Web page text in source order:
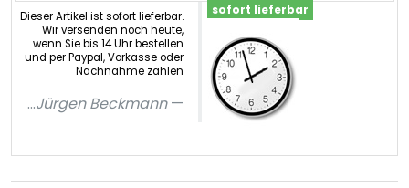
Dieser Artikel ist sofort lieferbar.
Wir versenden noch heute,
wenn Sie bis 14 Uhr bestellen
und per Paypal, Vorkasse oder
Nachnahme zahlen
...Jürgen Beckmann
sofort lieferbar